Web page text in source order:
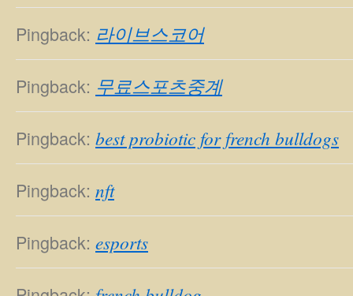
Pingback: 라이브스코어
Pingback: 무료스포츠중계
Pingback: best probiotic for french bulldogs
Pingback: nft
Pingback: esports